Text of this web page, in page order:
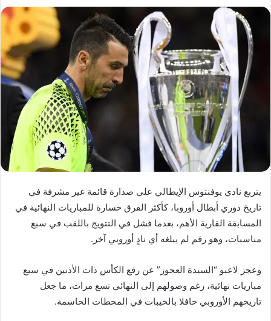
يتربع نادي يوفنتوس الإيطالي على صدارة قائمة غير مشرفة في
تاريخ دوري أبطال أوروبا، كأكثر الفرق خسارة للمباريات النهائية في
المسابقة القارية الأهم، بعدما فشل في التتويج باللقب في سبع
مناسبات، وهو رقم لم يبلغه أي نادٍ أوروبي آخر.
وعجز لاعبو “السيدة العجوز” عن رفع الكأس ذات الأذنين في سبع
مباريات نهائية، رغم وصولهم إلى النهائي تسع مرات، ما جعل
تاريخهم الأوروبي حافلا بالخيبات في المحطات الحاسمة.